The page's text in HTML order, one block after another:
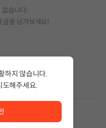
습니다.
글을 남겨보세요!
하지 않습니다.
도해주세요.